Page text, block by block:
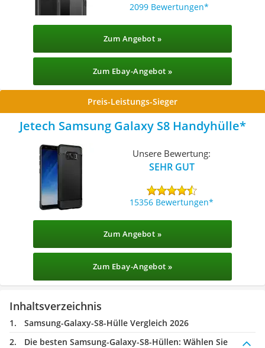
2099 Bewertungen
Zum Angebot »
Zum Ebay-Angebot »
Preis-Leistungs-Sieger
Jetech Samsung Galaxy S8 Handyhülle
Unsere Bewertung:
SEHR GUT
15356 Bewertungen
Zum Angebot »
Zum Ebay-Angebot »
Inhaltsverzeichnis
Samsung-Galaxy-S8-Hülle Vergleich 2026
Die besten Samsung-Galaxy-S8-Hüllen: Wählen Sie